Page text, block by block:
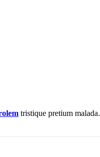
tristique pretium malada.